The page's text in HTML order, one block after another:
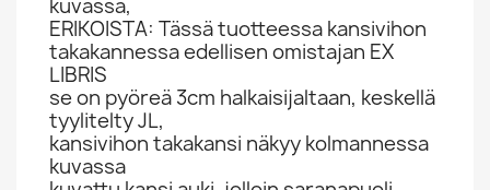
kuvassa,
ERIKOISTA: Tässä tuotteessa kansivihon
takakannessa edellisen omistajan EX
LIBRIS
se on pyöreä 3cm halkaisijaltaan, keskellä
tyylitelty JL,
kansivihon takakansi näkyy kolmannessa
kuvassa